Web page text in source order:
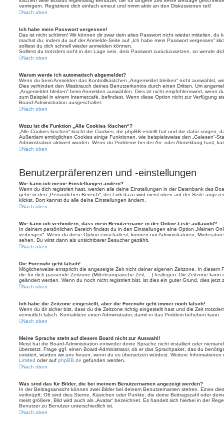
verringern. Registriere dich einfach erneut und nimm aktiv an den Diskussionen teil!
Nach oben
Ich habe mein Passwort vergessen!
Das ist nicht schlimm! Wir können dir zwar dein altes Passwort nicht wieder mitteilen, du
machst du, indem du auf der Anmelde-Seite auf „Ich habe mein Passwort vergessen“
solltest du dich schnell wieder anmelden können.
Solltest du trotzdem nicht in der Lage sein, dein Passwort zurückzusetzen, so wende
Nach oben
Warum werde ich automatisch abgemeldet?
Wenn du beim Anmelden das Kontrollkästchen „Angemeldet bleiben“ nicht auswählst,
Dies verhindert den Missbrauch deines Benutzerkontos durch einen Dritten. Um
„Angemeldet bleiben“ beim Anmelden auswählen. Dies ist nicht empfehlenswert, wenn
zum Beispiel in einem Internetcafé, befindest. Wenn diese Option nicht zur Verfügung
Board-Administration ausgeschaltet.
Nach oben
Wozu ist die Funktion „Alle Cookies löschen“?
„Alle Cookies löschen“ löscht die Cookies, die phpBB erstellt hat und die dafür sorgen,
Außerdem ermöglichen Cookies einige Funktionen, wie beispielsweise den „Gelesen“-
Administration aktiviert wurden. Wenn du Probleme bei der An- oder Abmeldung hast,
Nach oben
Benutzerpräferenzen und -einstellungen
Wie kann ich meine Einstellungen ändern?
Wenn du dich registriert hast, werden alle deine Einstellungen in der Datenbank des
gehe in den „Persönlichen Bereich“; der Link dazu wird meist oben auf der Seite
klickst. Dort kannst du alle deine Einstellungen ändern.
Nach oben
Wie kann ich verhindern, dass mein Benutzername in der Online-Liste auftaucht?
In deinem persönlichen Bereich findest du in den Einstellungen eine Option „Meinen
verbergen“. Wenn du diese Option einschaltest, können nur Administratoren,
sehen. Du wirst dann als unsichtbarer Besucher gezählt.
Nach oben
Die Forenuhr geht falsch!
Möglicherweise entspricht die angezeigte Zeit nicht deiner eigenen Zeitzone. In diesem
die für dich passende Zeitzone (Mitteleuropäische Zeit, ...) festlegen. Die Zeitzone kann
geändert werden. Wenn du noch nicht registriert bist, ist dies ein guter Grund, dies jetzt
Nach oben
Ich habe die Zeitzone eingestellt, aber die Forenuhr geht immer noch falsch!
Wenn du dir sicher bist, dass du die Zeitzone richtig eingestellt hast und die Zeit
vermutlich falsch. Kontaktiere einen Administrator, damit er das Problem beheben kann.
Nach oben
Meine Sprache steht auf diesem Board nicht zur Auswahl!
Meist hat die Board-Administration entweder deine Sprache nicht installiert oder
übersetzt. Frage ggf. einen Board-Administrator, ob er das Sprachpaket, das du
existiert, würden wir uns freuen, wenn du es übersetzen würdest. Weitere
Limited oder auf phpBB.de gefunden werden.
Nach oben
Was sind das für Bilder, die bei meinem Benutzernamen angezeigt werden?
In der Beitragsansicht können zwei Bilder bei deinem Benutzernamen stehen. Eines
verknüpft: Oft sind dies Sterne, Kästchen oder Punkte, die deine Beitragszahl oder
meist größere, Bild wird auch als „Avatar“ bezeichnet. Es handelt sich hierbei in der
Benutzer zu Benutzer unterschiedlich ist.
Nach oben